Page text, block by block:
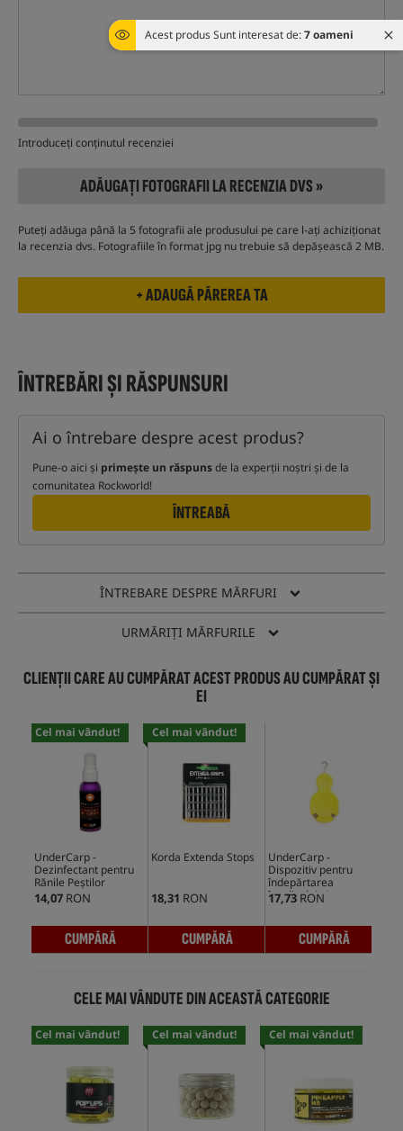
Acest produs Sunt interesat de:7 oameni
Introduceți conținutul recenziei
ADĂUGAȚI FOTOGRAFII LA RECENZIA DVS »
Puteți adăuga până la 5 fotografii ale produsului pe care l-ați achiziționat
la recenzia dvs. Fotografiile în format jpg nu trebuie să depășească 2 MB.
ÎNTREBĂRI ȘI RĂSPUNSURI
Ai o întrebare despre acest produs?
Pune-o aici și primește un răspunsde la experții noștri și de la
comunitatea Rockworld!
ÎNTREABĂ
ÎNTREBARE DESPRE MĂRFURI
URMĂRIȚI MĂRFURILE
CLIENȚII CARE AU CUMPĂRAT ACEST PRODUS AU CUMPĂRAT ȘI
EI
Cel mai vândut!
UnderCarp -
Dezinfectant pentru
Rănile Peștilor
14,07 RON
CUMPĂRĂ
Cel mai vândut!
Korda Extenda Stops
18,31 RON
CUMPĂRĂ
UnderCarp -
Dispozitiv pentru
îndepărtarea
învelișului și
strângător pentru
17,73 RON
CUMPĂRĂ
CELE MAI VÂNDUTE DIN ACEASTĂ CATEGORIE
Cel mai vândut! Cel mai vândut! Cel mai vândut!